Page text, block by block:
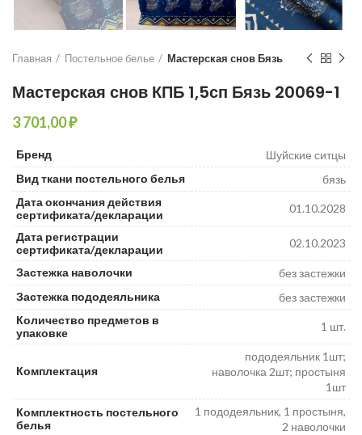
Главная Постельное белье Мастерская снов Бязь
₽
Мастерская снов КПБ 1,5сп Бязь 20069-1
₽
Бренд
Шуйские ситцы
Вид ткани постельного белья
бязь
Дата окончания действия
сертификата/декларации
01.10.2028
Дата регистрации
сертификата/декларации
02.10.2023
Застежка наволочки
без застежки
Застежка пододеяльника
без застежки
Количество предметов в
упаковке
1 шт.
Комплектация
пододеяльник 1шт;
наволочка 2шт; простыня
1шт
Комплектность постельного
белья
1 пододеяльник, 1 простыня,
2 наволочки